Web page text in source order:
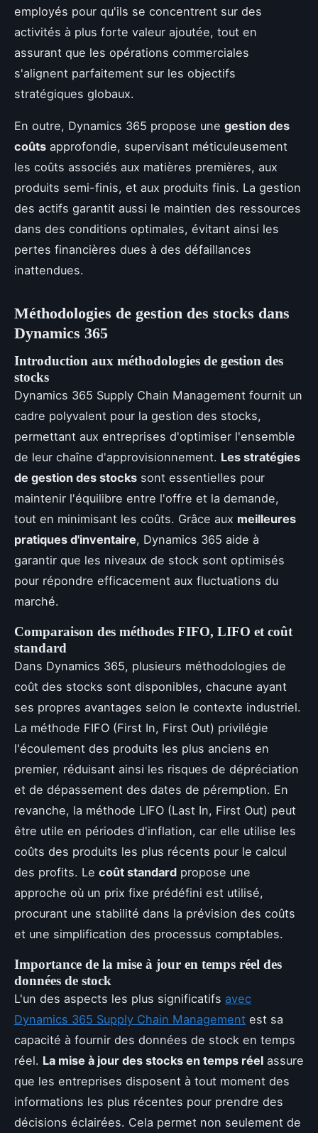
employés pour qu'ils se concentrent sur des
activités à plus forte valeur ajoutée, tout en
assurant que les opérations commerciales
s'alignent parfaitement sur les objectifs
stratégiques globaux.
En outre, Dynamics 365 propose une gestion des
coûts approfondie, supervisant méticuleusement
les coûts associés aux matières premières, aux
produits semi-finis, et aux produits finis. La gestion
des actifs garantit aussi le maintien des ressources
dans des conditions optimales, évitant ainsi les
pertes financières dues à des défaillances
inattendues.
Méthodologies de gestion des stocks dans
Dynamics 365
Introduction aux méthodologies de gestion des
stocks
Dynamics 365 Supply Chain Management fournit un
cadre polyvalent pour la gestion des stocks,
permettant aux entreprises d'optimiser l'ensemble
de leur chaîne d'approvisionnement. Les stratégies
de gestion des stocks sont essentielles pour
maintenir l'équilibre entre l'offre et la demande,
tout en minimisant les coûts. Grâce aux meilleures
pratiques d'inventaire, Dynamics 365 aide à
garantir que les niveaux de stock sont optimisés
pour répondre efficacement aux fluctuations du
marché.
Comparaison des méthodes FIFO, LIFO et coût
standard
Dans Dynamics 365, plusieurs méthodologies de
coût des stocks sont disponibles, chacune ayant
ses propres avantages selon le contexte industriel.
La méthode FIFO (First In, First Out) privilégie
l'écoulement des produits les plus anciens en
premier, réduisant ainsi les risques de dépréciation
et de dépassement des dates de péremption. En
revanche, la méthode LIFO (Last In, First Out) peut
être utile en périodes d'inflation, car elle utilise les
coûts des produits les plus récents pour le calcul
des profits. Le coût standard propose une
approche où un prix fixe prédéfini est utilisé,
procurant une stabilité dans la prévision des coûts
et une simplification des processus comptables.
Importance de la mise à jour en temps réel des
données de stock
L'un des aspects les plus significatifs avec
Dynamics 365 Supply Chain Management est sa
capacité à fournir des données de stock en temps
réel. La mise à jour des stocks en temps réel assure
que les entreprises disposent à tout moment des
informations les plus récentes pour prendre des
décisions éclairées. Cela permet non seulement de